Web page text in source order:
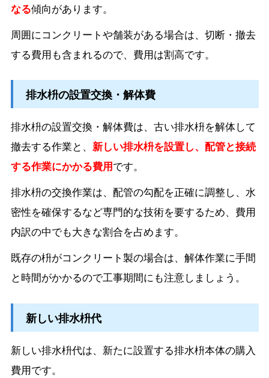
なる傾向があります。
周囲にコンクリートや舗装がある場合は、切断・撤去
する費用も含まれるので、費用は割高です。
排水枡の設置交換・解体費
排水枡の設置交換・解体費は、古い排水枡を解体して
撤去する作業と、 新しい排水枡を設置し、配管と接続
する作業にかかる費用です。
排水枡の交換作業は、配管の勾配を正確に調整し、水
密性を確保するなど専門的な技術を要するため、費用
内訳の中でも大きな割合を占めます。
既存の枡がコンクリート製の場合は、解体作業に手間
と時間がかかるので工事期間にも注意しましょう。
新しい排水枡代
新しい排水枡代は、新たに設置する排水枡本体の購入
費用です。